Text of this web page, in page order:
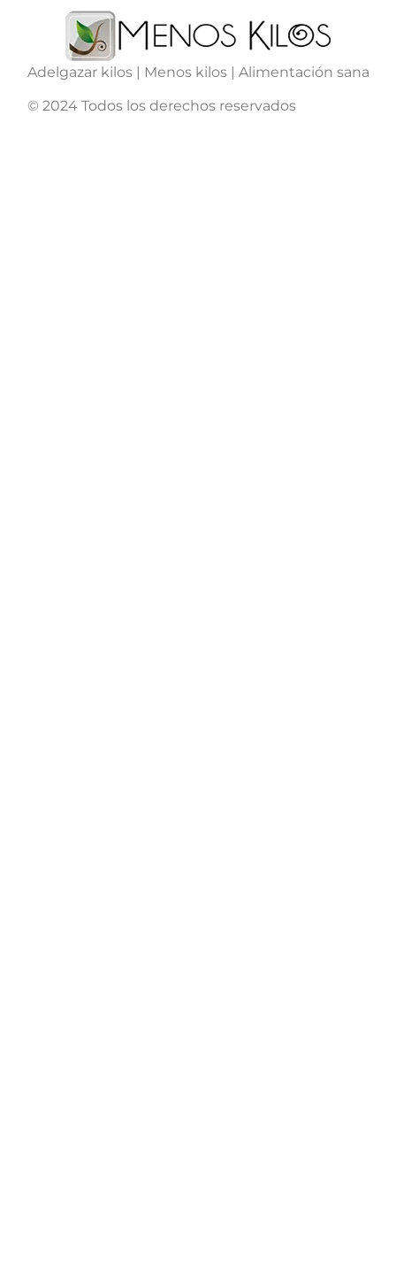
Adelgazar kilos | Menos kilos | Alimentación sana
© 2024 Todos los derechos reservados